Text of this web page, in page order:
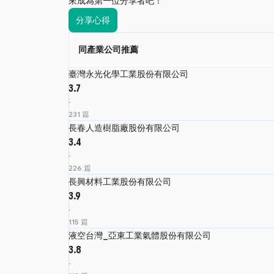
分享心得
同產業公司推薦
臺灣永光化學工業股份有限公司
3.7
·
231 篇
長春人造樹脂廠股份有限公司
3.4
·
226 篇
長興材料工業股份有限公司
3.9
·
115 篇
液空台灣_亞東工業氣體股份有限公司
3.8
·